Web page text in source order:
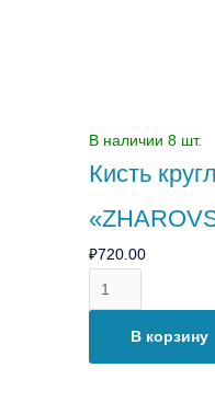
В наличии 8 шт.
Кисть
₽720.00
В корзину